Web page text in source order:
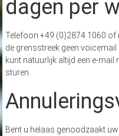
dagen per
Telefoon +49 (0)2874 1060 of
de grensstreek geen
kunt natuurlijk altijd een e-mail
sturen.
Bent u helaas genoodzaakt